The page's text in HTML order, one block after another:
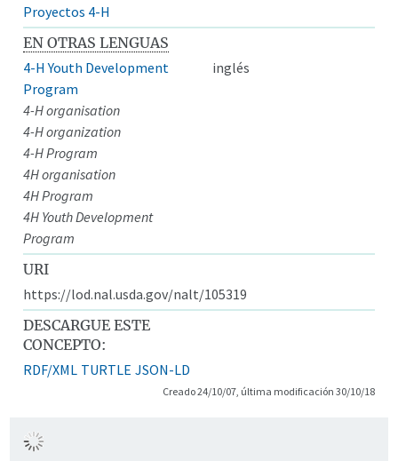
Proyectos 4-H
EN OTRAS LENGUAS
4-H Youth Development
Program
inglés
4-H organisation
4-H organization
4-H Program
4H organisation
4H Program
4H Youth Development
Program
URI
https://lod.nal.usda.gov/nalt/105319
DESCARGUE ESTE
CONCEPTO:
RDF/XML TURTLE JSON-LD
Creado 24/10/07, última modificación 30/10/18